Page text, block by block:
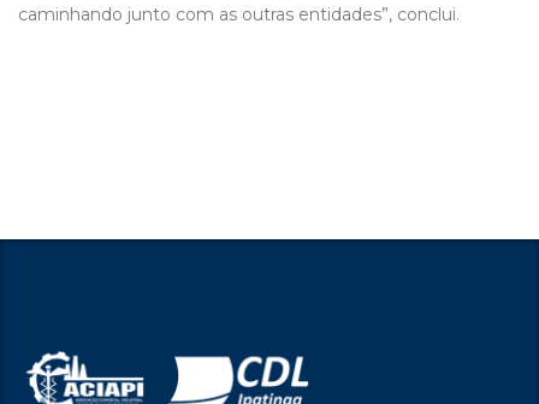
caminhando junto com as outras entidades”, conclui.